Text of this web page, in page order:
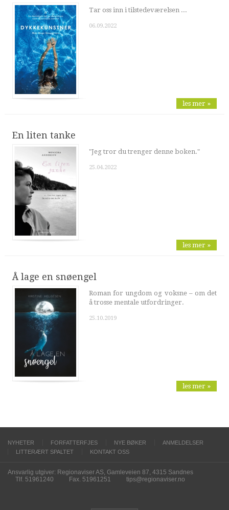
Tar oss inn i tilstedeværelsen ...
06.09.2022
les mer »
En liten tanke
"Jeg tror du trenger denne boken."
25.04.2022
les mer »
Å lage en snøengel
Roman for ungdom og voksne – om det
å trosse mentale utfordringer.
25.10.2019
les mer »
NYHETER FORFATTERFJES NYE BØKER
ANMELDELSER
LITTERÆRT SPALTET
KONTAKT OSS
Ansvarlig utgiver: Regionaviser AS, Gamleveien 87, 4315 Sandnes
Tlf. 51961240
Fax. 51961251 tips@regionaviser.no